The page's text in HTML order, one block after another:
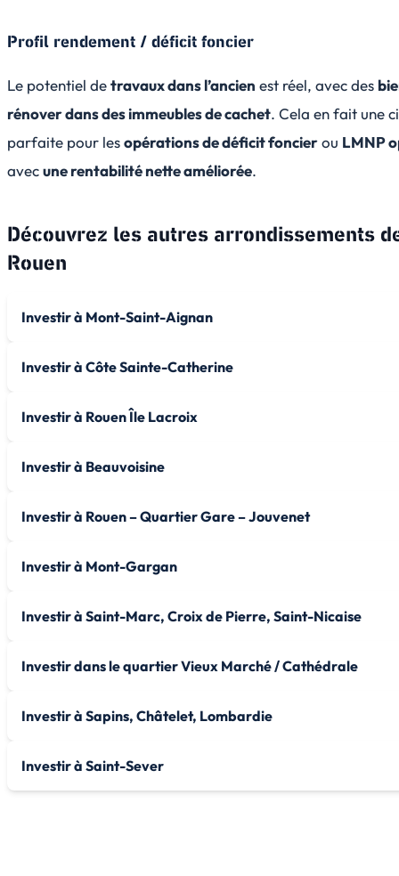
Profil rendement / déficit foncier
Le potentiel detravaux dans l’ancien est réel, avec des
rénover dans des immeubles de cachet. Cela en fait une
parfaite pour lesopérations de déficit foncierou LMNP
avecune rentabilité nette améliorée.
Découvrez les autres arrondissements
Rouen
Investir à Mont-Saint-Aignan
Investir à Côte Sainte-Catherine
Investir à Rouen Île Lacroix
Investir à Beauvoisine
Investir à Rouen – Quartier Gare – Jouvenet
Investir à Mont-Gargan
Investir à Saint-Marc, Croix de Pierre, Saint-Nicaise
Investir dans le quartier Vieux Marché / Cathédrale
Investir à Sapins, Châtelet, Lombardie
Investir à Saint-Sever